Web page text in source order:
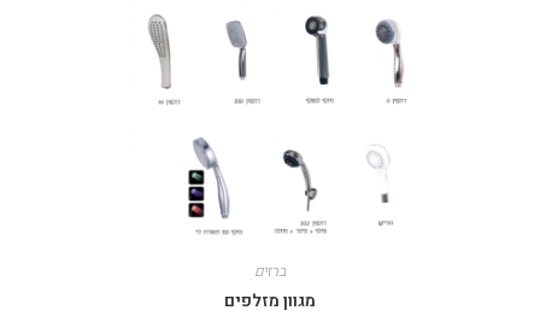
ברזים
מגוון מזלפים